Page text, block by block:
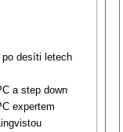
po desíti letech
a step down
expertem